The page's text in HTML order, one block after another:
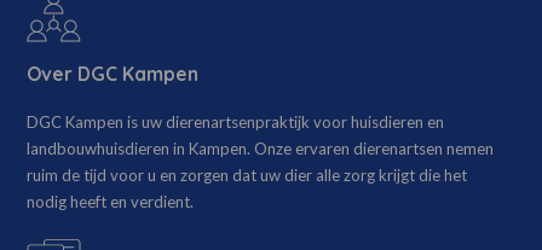
Over DGC Kampen
DGC Kampen is uw dierenartsenpraktijk voor huisdieren en
landbouwhuisdieren in Kampen. Onze ervaren dierenartsen nemen
ruim de tijd voor u en zorgen dat uw dier alle zorg krijgt die het
nodig heeft en verdient.